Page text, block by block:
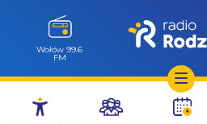
Przejdź
Wołów 99.6
FM